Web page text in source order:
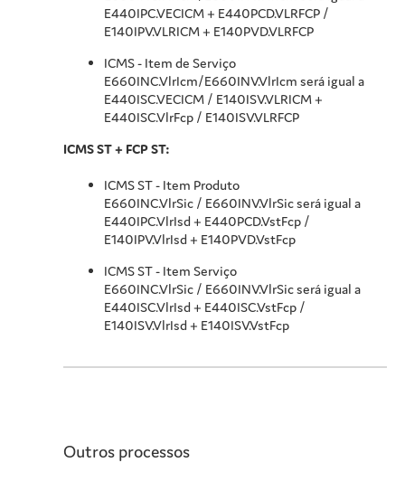
E440IPC.VECICM + E440PCD.VLRFCP /
E140IPV.VLRICM + E140PVD.VLRFCP
ICMS - Item de Serviço
E660INC.VlrIcm/E660INV.VlrIcm será igual a
E440ISC.VECICM / E140ISV.VLRICM +
E440ISC.VlrFcp / E140ISV.VLRFCP
ICMS ST + FCP ST:
ICMS ST - Item Produto
E660INC.VlrSic / E660INV.VlrSic será igual a
E440IPC.VlrIsd + E440PCD.VstFcp /
E140IPV.VlrIsd + E140PVD.VstFcp
ICMS ST - Item Serviço
E660INC.VlrSic / E660INV.VlrSic será igual a
E440ISC.VlrIsd + E440ISC.VstFcp /
E140ISV.VlrIsd + E140ISV.VstFcp
Outros processos